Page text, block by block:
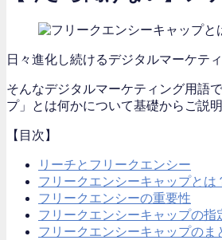
日々進化し続けるデジタルマーケテ
そんなデジタルマーケティング用語
プ」とは何かについて基礎からご説
【目次】
リーチとフリークエンシー
フリークエンシーキャップとは
フリークエンシーの重要性
フリークエンシーキャップの指
フリークエンシーキャップのま